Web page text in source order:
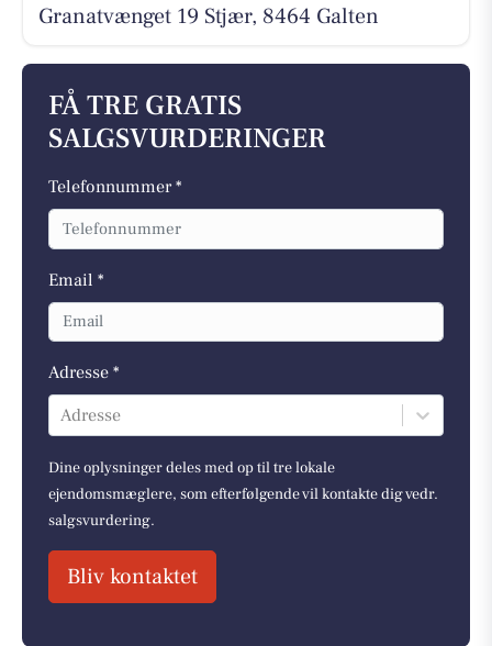
Granatvænget 19 Stjær, 8464 Galten
FÅ TRE GRATIS
SALGSVURDERINGER
Telefonnummer *
Email *
Adresse *
Adresse
Dine oplysninger deles med op til tre lokale
ejendomsmæglere, som efterfølgende vil kontakte dig vedr.
salgsvurdering.
Bliv kontaktet